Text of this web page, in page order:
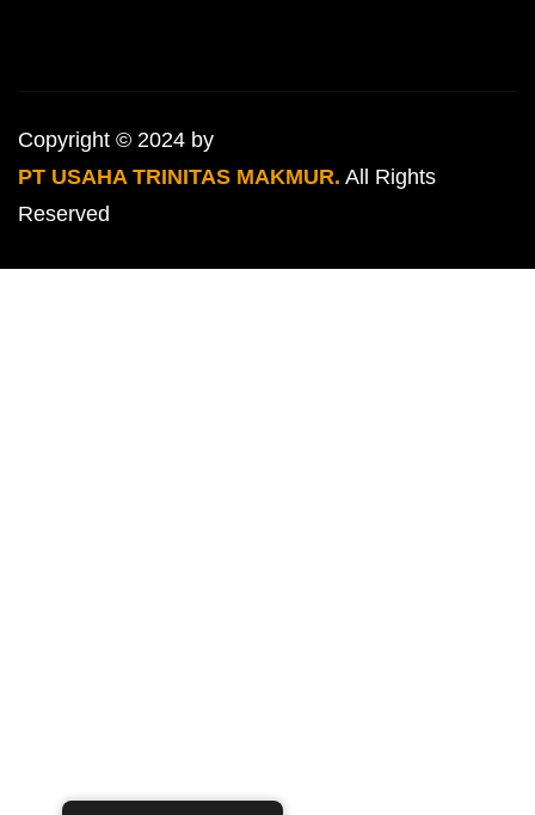
Copyright © 2024 by
PT USAHA TRINITAS MAKMUR. All Rights
Reserved